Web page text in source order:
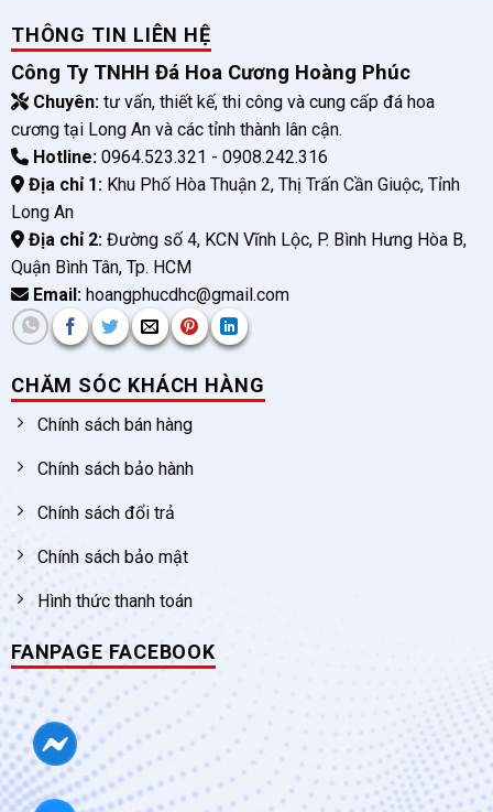
THÔNG TIN LIÊN HỆ
Công Ty TNHH Đá Hoa Cương Hoàng Phúc
Chuyên:tư vấn, thiết kế, thi công và cung cấp đá hoa
cương tại Long An và các tỉnh thành lân cận.
Hotline:0964.523.321 - 0908.242.316
Địa chỉ 1:Khu Phố Hòa Thuận 2, Thị Trấn Cần Giuộc, Tỉnh
Long An
Địa chỉ 2:Đường số 4, KCN Vĩnh Lộc, P. Bình Hưng Hòa B,
Quận Bình Tân, Tp. HCM
Email:hoangphucdhc@gmail.com
CHĂM SÓC KHÁCH HÀNG
Chính sách bán hàng
Chính sách bảo hành
Chính sách đổi trả
Chính sách bảo mật
Hình thức thanh toán
FANPAGE FACEBOOK